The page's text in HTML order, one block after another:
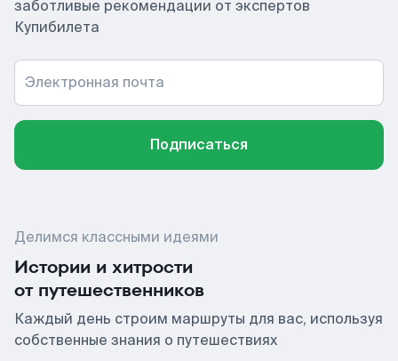
заботливые рекомендации от экспертов
Купибилета
Электронная почта
Подписаться
Делимся классными идеями
Истории и хитрости
от путешественников
Каждый день строим маршруты для вас, используя
собственные знания о путешествиях